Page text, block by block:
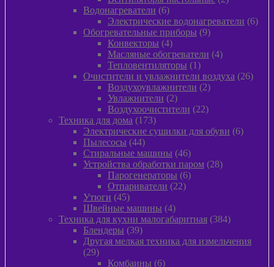
Водонагреватели 66
товаров
Электрические водонагреватели 66
Обогревательные приборы 99
Конвекторы 44
товара
Масляные обогреватели 44
Тепловентиляторы 11
товар
Очистители и увлажнители воздуха 2626
Воздухоувлажнители 22
Увлажнители 22
товара
Воздухоочистители 2222
Техника для дома 173173
товара
Электрические сушилки для обуви 66
Пылесосы 4444
товара
Стиральные машины 4646
товаров
Устройства обработки паром 2828
Парогенераторы 66
Отпариватели 2222
Утюги 4545
товаров
Швейные машины 44
товара
Техника для кухни малогабаритная 384384
Блендеры 3939
товаров
Другая мелкая техника для измельчения
2929
товаров
Комбаины 66